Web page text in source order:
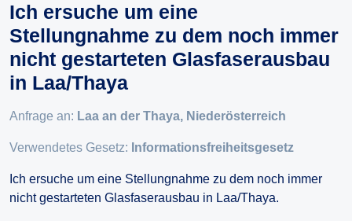
Ich ersuche um eine
Stellungnahme zu dem noch immer
nicht gestarteten Glasfaserausbau
in Laa/Thaya
Anfrage an: Laa an der Thaya, Niederösterreich
Verwendetes Gesetz: Informationsfreiheitsgesetz
Ich ersuche um eine Stellungnahme zu dem noch immer
nicht gestarteten Glasfaserausbau in Laa/Thaya.